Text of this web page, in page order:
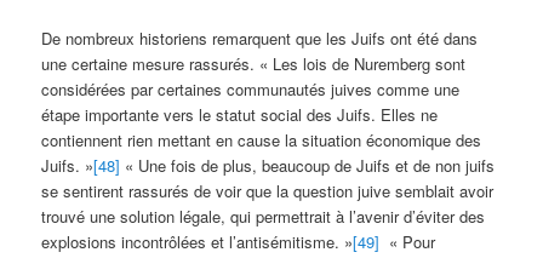
De nombreux historiens remarquent que les Juifs ont été dans
une certaine mesure rassurés. « Les lois de Nuremberg sont
considérées par certaines communautés juives comme une
étape importante vers le statut social des Juifs. Elles ne
contiennent rien mettant en cause la situation économique des
Juifs. »[48] « Une fois de plus, beaucoup de Juifs et de non juifs
se sentirent rassurés de voir que la question juive semblait avoir
trouvé une solution légale, qui permettrait à l’avenir d’éviter des
explosions incontrôlées et l’antisémitisme. »[49] « Pour